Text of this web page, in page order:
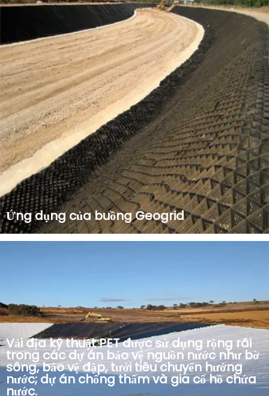
gia cố nền đất. Lưới địa kỹ thuật được lắp đặt theo các lớp
nằm ngang giữa các lớp đất và kéo dài vào đất phía sau
các lớp để ổn định đất, có...
Ứng dụng của buồng Geogrid
Geocell sử dụng polyethylene mật độ cao (HDPE) để sản
đường bộ, kỹ thuật đường sắt, sl...
Vải địa kỹ thuật PET được sử dụng rộng rãi
trong các dự án bảo vệ nguồn nước như bờ
sông, bảo vệ đập, tưới tiêu chuyển hướng
nước; dự án chống thấm và gia cố hồ chứa
nước.